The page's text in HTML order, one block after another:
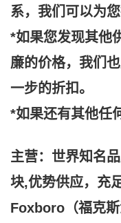
系，我们可以为您
*如果您发现其他
廉的价格，我们
一步的折扣。
*如果还有其他任
主营：世界知名
块,优势供应，充
Foxboro（福克斯